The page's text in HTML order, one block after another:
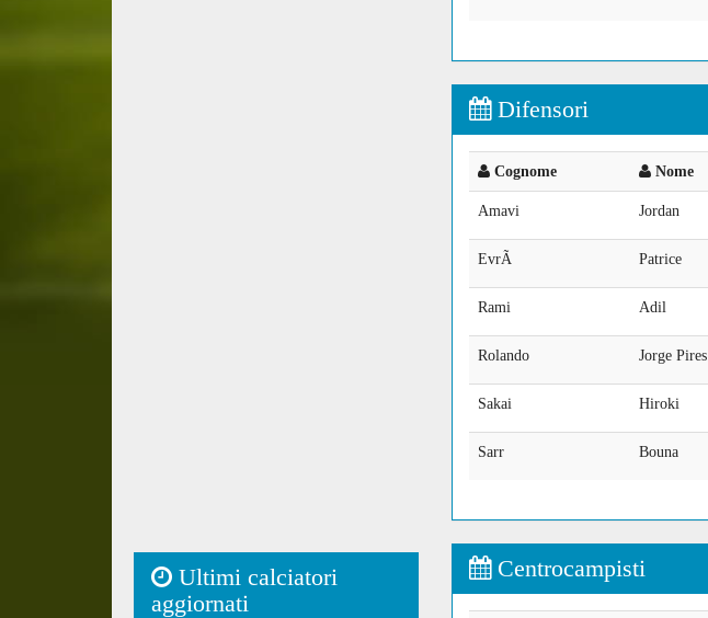
Ultimi calciatori
aggiornati
Difensori
Cognome Nome
Amavi Jordan
EvrÃ Patrice
Rami Adil
Rolando Jorge Pires
Sakai Hiroki
Sarr Bouna
Centrocampisti